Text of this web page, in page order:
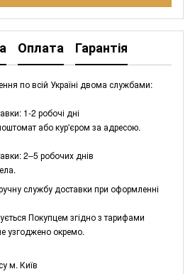
Оплата Гарантія
по всій Україні двома службами:
1-2 робочі дні
або кур'єром за адресою.
2–5 робочих днів
службу доставки при оформленні
Покупцем згідно з тарифами
узгоджено окремо.
м. Київ